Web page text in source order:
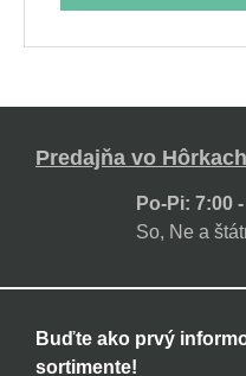
Predajňa vo
Po-Pi: 7:00
So, Ne a
Buďte ako prvý
sortimente!